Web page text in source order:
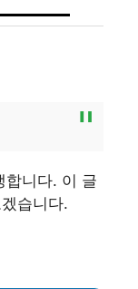
합니다. 이 글
습니다.